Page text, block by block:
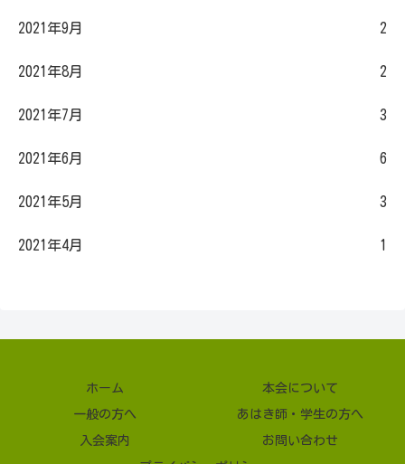
2021年9月 2
2021年8月 2
2021年7月 3
2021年6月 6
2021年5月 3
2021年4月 1
ホーム 本会について
一般の方へ あはき師・学生の方へ
入会案内 お問い合わせ